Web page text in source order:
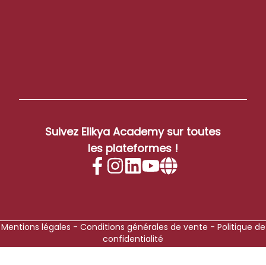
Suivez Elikya Academysur toutes
les plateformes !
Mentions légales - Conditions générales de vente - Politique de
confidentialité
© 2022, ELIKYA ACADEMY. Tous droits réservés.